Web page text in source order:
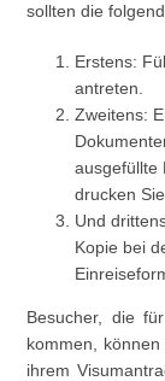
sollten die
Erstens:
antreten.
Zweitens:
ausgefüllte
drucken
Und
Kopie bei
Besucher, die
kommen,
ihrem